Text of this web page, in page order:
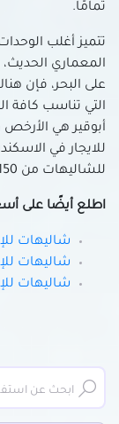
تمامًا.
تتميز أغلب
المعماري الحديث،
على البحر، فإن
التي تناسب كافة
أبوقير هي
للايجار في
للشاليهات من 150 جنيه.
اطلع أيضًا على
شاليهات
شاليهات
شاليهات